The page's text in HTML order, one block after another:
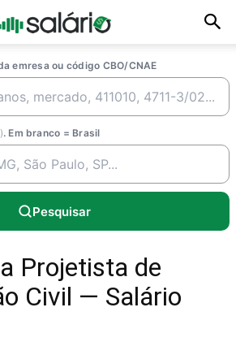
emresa ou código CBO/CNAE
. Em branco = Brasil
Pesquisar
Projetista de
Civil — Salário